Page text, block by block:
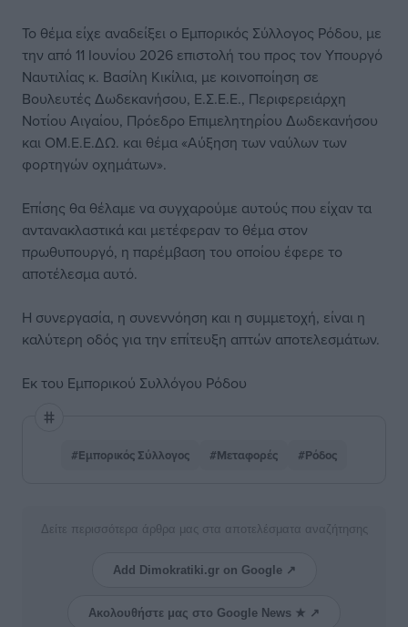
Το θέμα είχε αναδείξει ο Εμπορικός Σύλλογος Ρόδου, με
την από 11 Ιουνίου 2026 επιστολή του προς τον Υπουργό
Ναυτιλίας κ. Βασίλη Κικίλια, με κοινοποίηση σε
Βουλευτές Δωδεκανήσου, Ε.Σ.Ε.Ε., Περιφερειάρχη
Νοτίου Αιγαίου, Πρόεδρο Επιμελητηρίου Δωδεκανήσου
και ΟΜ.Ε.Ε.ΔΩ. και θέμα «Αύξηση των ναύλων των
φορτηγών οχημάτων».
Επίσης θα θέλαμε να συγχαρούμε αυτούς που είχαν τα
αντανακλαστικά και μετέφεραν το θέμα στον
πρωθυπουργό, η παρέμβαση του οποίου έφερε το
αποτέλεσμα αυτό.
Η συνεργασία, η συνεννόηση και η συμμετοχή, είναι η
καλύτερη οδός για την επίτευξη απτών αποτελεσμάτων.
Εκ του Εμπορικού Συλλόγου Ρόδου
#Εμπορικός Σύλλογος #Μεταφορές #Ρόδος
Δείτε περισσότερα άρθρα μας στα αποτελέσματα αναζήτησης
Add Dimokratiki.gr on Google ↗
Ακολουθήστε μας στο Google News ★ ↗